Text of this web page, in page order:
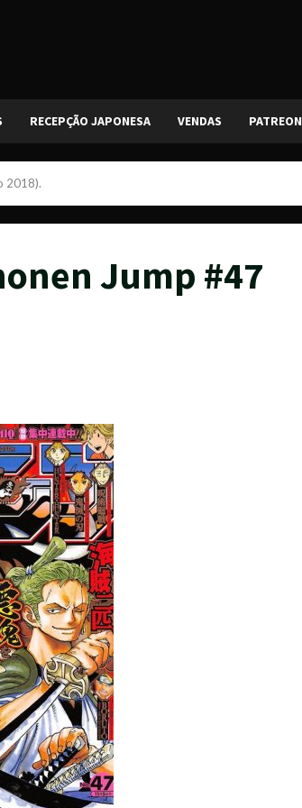
RECEPÇÃO JAPONESA VENDAS PATREON
2018).
Jump #47